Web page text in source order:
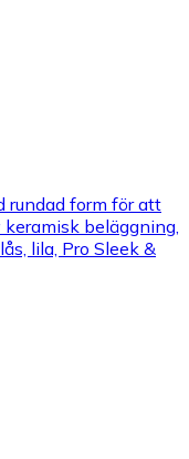
rundad form för att
beläggning,
lila, Pro Sleek &